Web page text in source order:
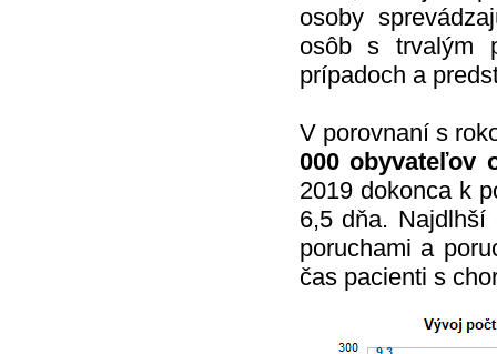
osoby
osôb s trvalým
prípadoch a
V porovnaní s
000 obyvateľov
2019 dokonca k
6,5 dňa. Najdlhší
poruchami a
čas pacienti s